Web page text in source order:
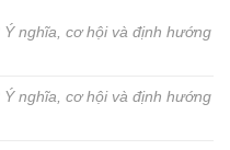
nghĩa, cơ hội và định hướng
nghĩa, cơ hội và định hướng